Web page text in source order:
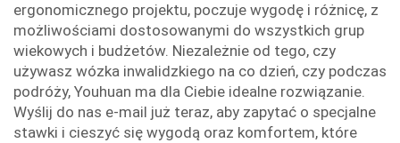
ergonomicznego projektu, poczuje wygodę i różnicę, z
możliwościami dostosowanymi do wszystkich grup
wiekowych i budżetów. Niezależnie od tego, czy
używasz wózka inwalidzkiego na co dzień, czy podczas
podróży, Youhuan ma dla Ciebie idealne rozwiązanie.
Wyślij do nas e-mail już teraz, aby zapytać o specjalne
stawki i cieszyć się wygodą oraz komfortem, które